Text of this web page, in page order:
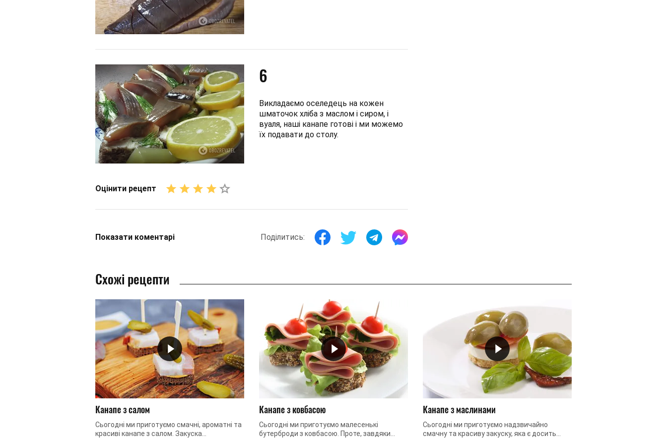
6
Викладаємо оселедець на кожен
шматочок хліба з маслом і сиром, і
вуаля, наші канапе готові і ми можемо
їх подавати до столу.
Оцінити рецепт
Показати коментарі Поділитись:
Схожі рецепти
Канапе з салом
Сьогодні ми приготуємо смачні, ароматні та
красиві канапе з салом. Закуска
Канапе з ковбасою
Сьогодні ми приготуємо малесенькі
бутерброди з ковбасою. Проте, завдяки
Канапе з маслинами
Сьогодні ми приготуємо надзвичайно
смачну та красиву закуску, яка є досить